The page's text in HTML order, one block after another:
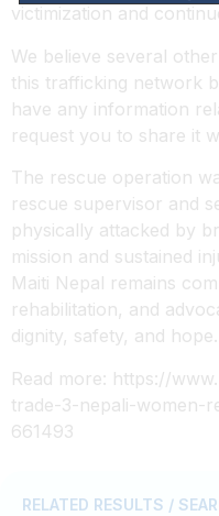
victimization and
We believe several
this trafficking network
have any information
request you to share it
The rescue operation
rescue supervisor and
physically attacked by
mission and sustained
Maiti Nepal remains
rehabilitation, and
dignity, safety, and hope.
Read more: https://
trade-3-nepali-women-
661493
RELATED RESULTS /